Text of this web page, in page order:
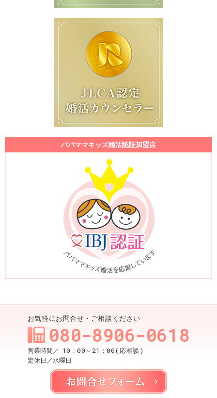
パパママキッズ婚活認証加盟店
お気軽にお問合せ・ご相談ください
080-8906-0618
営業時間／ 10：00～21：00(応相談)
定休日／水曜日